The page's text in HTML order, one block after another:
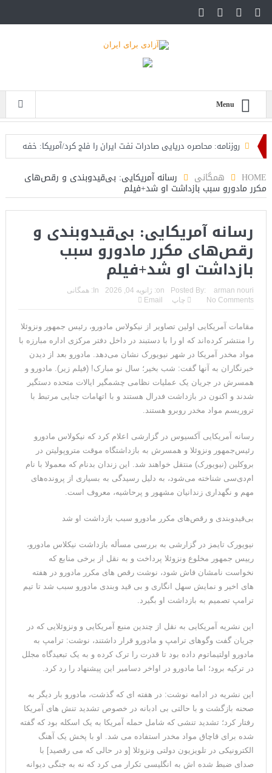
Menu
روزنامه: محاصره دریایی صادرات نفت ایران را فلج کرد/آمریکا: خفه
تحلیلگر سعودی: این توافق‌نامه پیامی بازدارنده در برابر حکومت
ایران است
مقام آمریکایی: تصورِ بازنده بودن برای ترامپ غیرقابل‌تحمل
است+فیلم: تحلیل
مقامات آمریکایی: برخی گزارش‌ها موجب گستاخ‌تر شدن حکومت
ایران خواهد شد
خبرگزاری سپاه پاسداران: رهگیری اهداف متخاصم در نزدیکی جزیره
قشم
تحلیلگر حکومتی: تفاهم هرمز پایان بحران نیست؛ خطر جنگ همچنان
پابرجاست
منیر به عربستان
مقاله: اپوزیسیون بی‌راه‌حل؛ وقتی دشمنی با پهلوی جای نجات
ایران را می‌گیرد
۱۰ تریلیون دلار؛ چگونه جرایم سایبری به سومین اقتصاد بزرگ جهان
تبدیل شد؟
ترامپ: پیروزی عبدال السید اسرائیل‌ستیز، خبر خوبی برای
جمهوری‌خواهان است
HOME همگانی رسانه آمریکایی: بی‌قیدوبندی و رقص‌های
مکرر مادورو سبب بازداشت او شد+فیلم
رسانه آمریکایی: بی‌قیدوبندی و
رقص‌های مکرر مادورو سبب
بازداشت او شد+فیلم
Posted By: arman nouri
on: ژانویه 04, 2026 In:
همگانی
No Comments
چاپ Email
مقامات آمریکایی اولین تصاویر از نیکولاس مادورو، رئیس جمهور ونزوئلا
را منتشر کرده‌اند که او را با دستبند در داخل دفتر مرکزی اداره مبارزه با
مواد مخدر آمریکا در شهر نیویورک نشان می‌دهد. مادورو بعد از دیدن
خبرنگاران به آنها گفت: شب بخیر؛ سال نو مبارک! (فیلم زیر). مادورو و
همسرش در جریان یک عملیات نظامی چشمگیر ایالات متحده دستگیر
شدند و اکنون در بازداشت فدرال هستند و با اتهامات جنایی مرتبط با
تروریسم مواد مخدر روبرو هستند.
رسانه آمریکایی آکسیوس در گزارشی اعلام کرد که نیکولاس مادورو
رئیس‌جمهور ونزوئلا و همسرش به بازداشتگاه موقت متروپولیتن در
بروکلین (نیویورک) منتقل خواهند شد. این زندان بدنام که معمولا با نام
ام‌دی‌سی شناخته می‌شود، به دلیل رسیدگی به بسیاری از پرونده‌های
مهم و نگهداری زندانیان مشهور و پرحاشیه، معروف است.
بی‌قیدوبندی و رقص‌های مکرر مادورو سبب بازداشت او شد
نیویورک تایمز در گزارشی به بررسی مسأله بازداشت نیکلاس مادورو،
رییس جمهور مخلوع ونزوئلا پرداخت و به نقل از برخی منابع که
نخواست نامشان فاش شود، نوشت رقص های مکرر مادورو در هفته
های اخیر و نمایش سهل انگاری و بی قید وبندی مادورو سبب شد تا تیم
ترامپ تصمیم به بازداشت او بگیرد.
این نشریه آمریکایی به نقل از چندین منبع آمریکایی و ونزوئلایی که در
جریان گفت وگوهای ترامپ و مادورو قرار داشتند، نوشت: ترامپ به
مادورو اولتیماتوم داده بود تا قدرت را ترک کرده و به یک تبعیدگاه مجلل
در ترکیه برود؛ اما مادورو در اواخر دسامبر این پیشنهاد را رد کرد.
این نشریه در ادامه نوشت: در هفته ای که گذشت، مادورو بار دیگر به
صحنه بازگشت و با حالتی بی ادبانه در خصوص تشدید تنش های آمریکا
رفتار کرد؛ تشدید تنشی که شامل حمله آمریکا به یک اسکله بود که گفته
شده برای قاچاق مواد مخدر استفاده می شد. او با پخش یک آهنگ
الکترونیکی در تلویزیون دولتی ونزوئلا [و در حالی که می رقصید] با
صدای ضبط شده اش به انگلیسی تکرار می کرد که نه به جنگی دیوانه